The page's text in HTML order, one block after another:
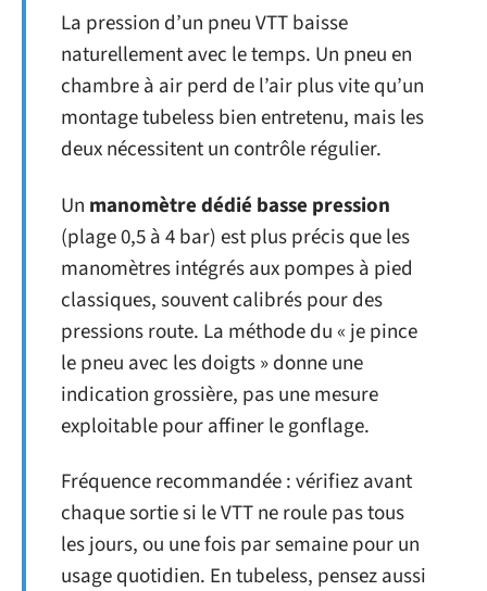
La pression d’un pneu VTT baisse
naturellement avec le temps. Un pneu en
chambre à air perd de l’air plus vite qu’un
montage tubeless bien entretenu, mais les
deux nécessitent un contrôle régulier.
Un manomètre dédié basse pression
(plage 0,5 à 4 bar) est plus précis que les
manomètres intégrés aux pompes à pied
classiques, souvent calibrés pour des
pressions route. La méthode du « je pince
le pneu avec les doigts » donne une
indication grossière, pas une mesure
exploitable pour affiner le gonflage.
Fréquence recommandée : vérifiez avant
chaque sortie si le VTT ne roule pas tous
les jours, ou une fois par semaine pour un
usage quotidien. En tubeless, pensez aussi